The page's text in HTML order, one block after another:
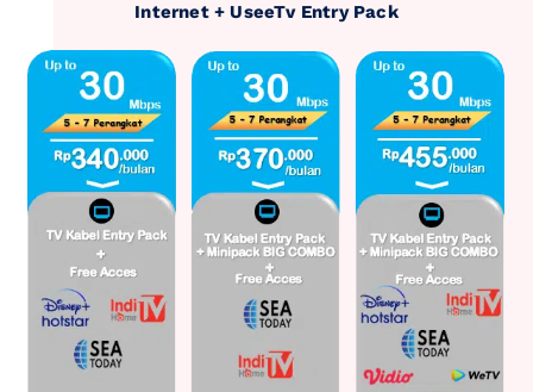
Internet + UseeTv Entry Pack